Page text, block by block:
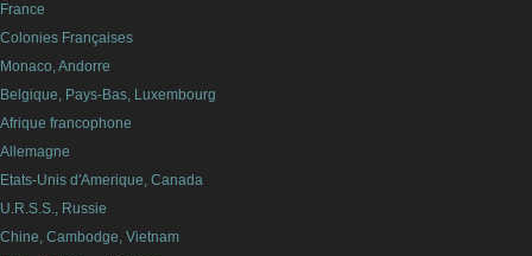
France
Colonies Françaises
Monaco, Andorre
Belgique, Pays-Bas, Luxembourg
Afrique francophone
Allemagne
Etats-Unis d'Amerique, Canada
U.R.S.S., Russie
Chine, Cambodge, Vietnam